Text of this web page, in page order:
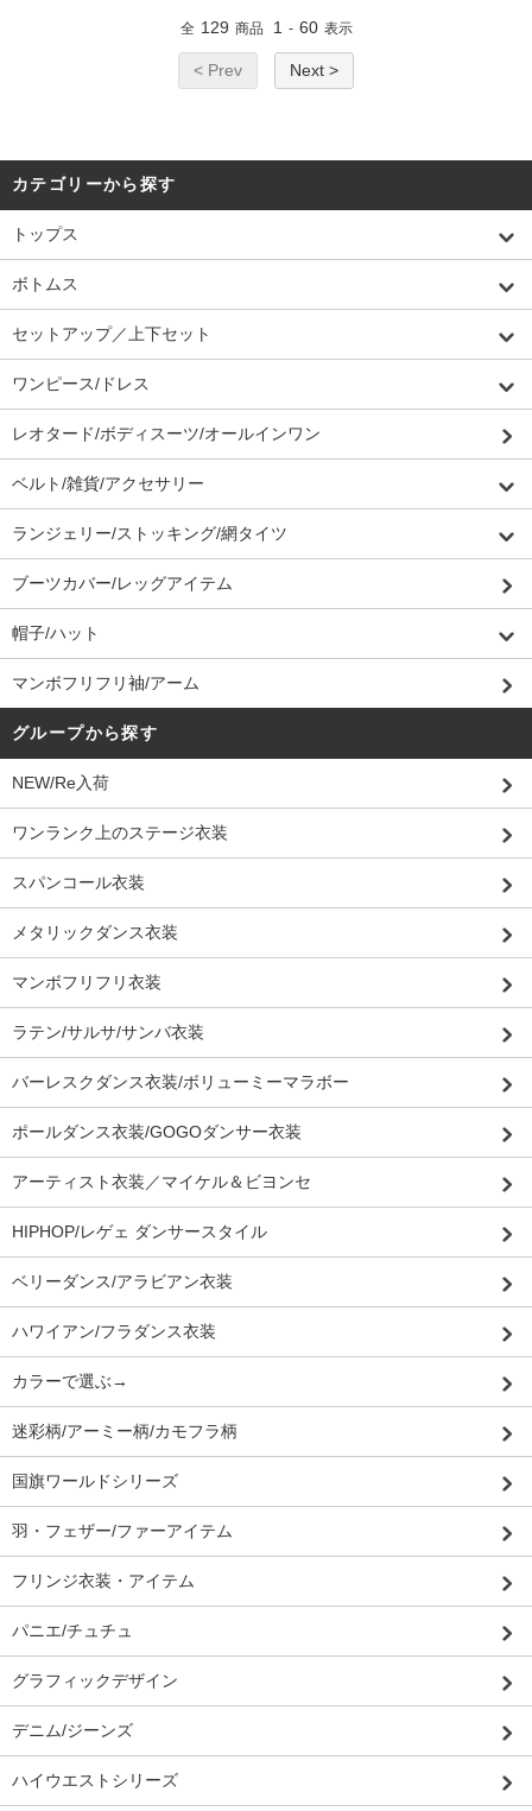
全 129 商品 1 - 60 表示
< Prev Next >
カテゴリーから探す
トップス
ボトムス
セットアップ／上下セット
ワンピース/ドレス
レオタード/ボディスーツ/オールインワン
ベルト/雑貨/アクセサリー
ランジェリー/ストッキング/網タイツ
ブーツカバー/レッグアイテム
帽子/ハット
マンボフリフリ袖/アーム
グループから探す
NEW/Re入荷
ワンランク上のステージ衣装
スパンコール衣装
メタリックダンス衣装
マンボフリフリ衣装
ラテン/サルサ/サンバ衣装
バーレスクダンス衣装/ボリューミーマラボー
ポールダンス衣装/GOGOダンサー衣装
アーティスト衣装／マイケル＆ビヨンセ
HIPHOP/レゲェ ダンサースタイル
ベリーダンス/アラビアン衣装
ハワイアン/フラダンス衣装
カラーで選ぶ→
迷彩柄/アーミー柄/カモフラ柄
国旗ワールドシリーズ
羽・フェザー/ファーアイテム
フリンジ衣装・アイテム
パニエ/チュチュ
グラフィックデザイン
デニム/ジーンズ
ハイウエストシリーズ